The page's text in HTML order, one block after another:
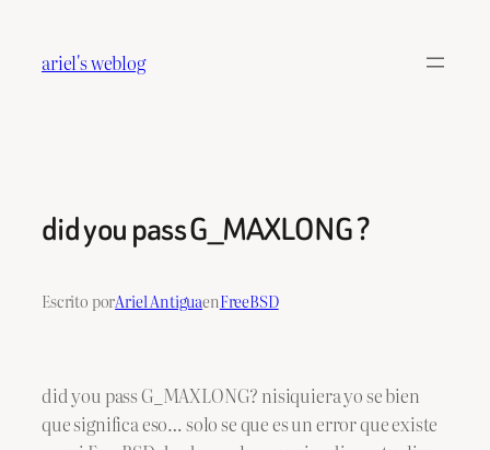
contenido
ariel's weblog
did you pass G_MAXLONG ?
Escrito porAriel AntiguaenFreeBSD
did you pass G_MAXLONG? nisiquiera yo se bien
que significa eso… solo se que es un error que existe